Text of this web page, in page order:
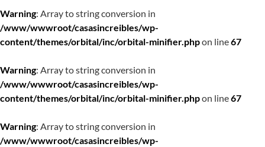
Warning: Array to string conversion in
/www/wwwroot/casasincreibles/wp-
content/themes/orbital/inc/orbital-minifier.phpon line67
Warning: Array to string conversion in
/www/wwwroot/casasincreibles/wp-
content/themes/orbital/inc/orbital-minifier.phpon line67
Warning: Array to string conversion in
/www/wwwroot/casasincreibles/wp-